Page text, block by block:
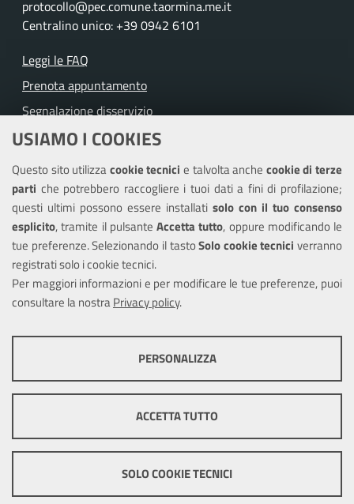
USIAMO I COOKIES
Questo sito utilizzacookie tecnicie talvolta anche cookie di terze
parti che potrebbero raccogliere i tuoi dati a fini di profilazione;
questi ultimi possono essere installati solo con il tuo consenso
esplicito, tramite il pulsante Accetta tutto, oppure modificando le
tue preferenze. Selezionando il tastoSolo cookie tecnici verranno
registrati solo i cookie tecnici.
Per maggiori informazioni e per modificare le tue preferenze, puoi
consultare la nostraPrivacy policy.
ottimale per ogni utente. Essi non raccolgono i tuoi dati e le tue
informazioni di navigazione per scopi di marketing e profilazione, e
pertanto possono essere utilizzati senza bisogno di acquisire il tuo
Mostra altre informazioni
PERSONALIZZA
ACCETTA TUTTO
SOLO COOKIE TECNICI
protocollo@pec.comune.taormina.me.it
Centralino unico: +39 0942 6101
Leggi le FAQ
Prenota appuntamento
Segnalazione disservizio
Richiesta assistenza
Amministrazione trasparente
Informativa privacy
Note legali
Piano di miglioramento del sito
Dichiarazione di accessibilità
Mappa del sito
Cookie